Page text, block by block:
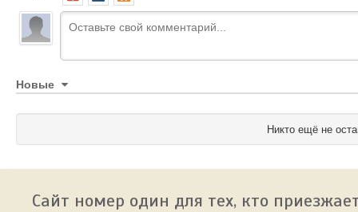
Новые
Никто ещё не
Сайт номер один для тех, кто